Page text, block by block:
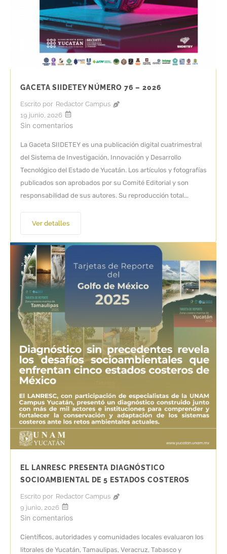
GACETA SIIDETEY NÚMERO 76 – 2026
Escrito por Redactor Campus
19 junio, 2026
Sin comentarios
La Gaceta SIIDETEY es una publicación digital cuatrimestral
del Sistema de Investigación, Innovación y Desarrollo
Tecnológico del Estado de Yucatán. Los artículos y fotografías
publicados son aprobados por su Comité Editorial y son
responsabilidad de sus autores. Su reproducción total...
Ver detalles
EL LANRESC PRESENTA DIAGNÓSTICO
SOCIOAMBIENTAL DE 5 ESTADOS COSTEROS
Escrito por Redactor Campus
9 junio, 2026
Sin comentarios
Científicos, autoridades y comunidades locales evaluaron los
litorales de Yucatán, Tamaulipas, Veracruz, Tabasco y